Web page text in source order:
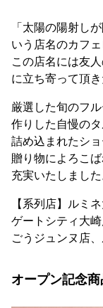
「太陽の陽射し
いう店名のカフェ
この店名には友
に立ち寄って頂
厳選した旬のフ
作りした自慢の
詰め込まれたショ
贈り物によろこ
充実いたしました
【系列店】ルミ
ゲートシティ大
ごうジュンヌ店
オープン記念商